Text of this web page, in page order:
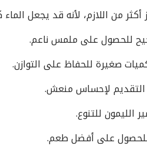
من اللازم، لأنه قد يجعل الماء
للحصول على ملمس ناعم.
صغيرة للحفاظ على التوازن.
التقديم لإحساس منعش.
الليمون للتنوع.
للحصول على أفضل طعم.